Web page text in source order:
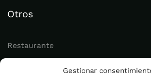
Gestionar
Otros
Restaurante